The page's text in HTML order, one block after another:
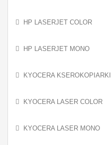
HP LASERJET COLOR
HP LASERJET MONO
KYOCERA KSEROKOPIARKI
KYOCERA LASER COLOR
KYOCERA LASER MONO